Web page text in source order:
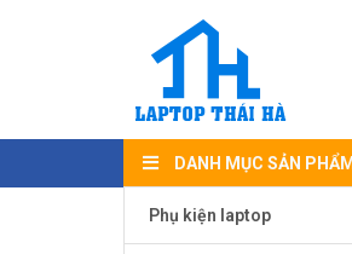
DANH MỤC SẢN PHẨM
Phụ kiện laptop
Trang chủ/Màn hình laptop